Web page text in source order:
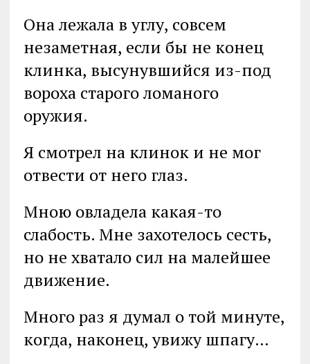
Она лежала в углу, совсем
незаметная, если бы не конец
клинка, высунувшийся из-под
вороха старого ломаного
оружия.
Я смотрел на клинок и не мог
отвести от него глаз.
Мною овладела какая-то
слабость. Мне захотелось сесть,
но не хватало сил на малейшее
движение.
Много раз я думал о той минуте,
когда, наконец, увижу шпагу…